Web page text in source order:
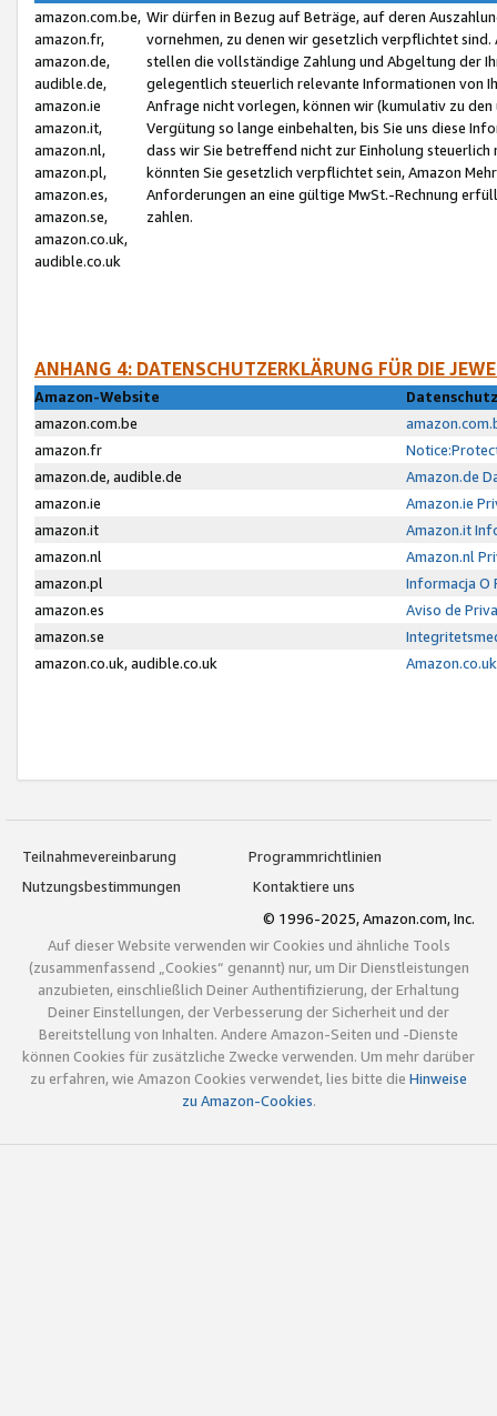
amazon.com.be,
amazon.fr,
amazon.de,
audible.de,
amazon.ie
amazon.it,
amazon.nl,
amazon.pl,
amazon.es,
amazon.se,
amazon.co.uk,
audible.co.uk
Wir dürfen in Bezug auf Beträge, auf deren
vornehmen, zu denen wir gesetzlich verpflichtet
stellen die vollständige Zahlung und Abgeltung der
gelegentlich steuerlich relevante Informationen von
Anfrage nicht vorlegen, können wir (kumulativ zu
Vergütung so lange einbehalten, bis Sie uns diese
dass wir Sie betreffend nicht zur Einholung
könnten Sie gesetzlich verpflichtet sein, Amazon
Anforderungen an eine gültige MwSt.-Rechnung
zahlen.
ANHANG 4: DATENSCHUTZERKLÄRUNG FÜR DIE
Amazon-Website
amazon.com.be
amazon.fr
amazon.de, audible.de
Amazon.de
amazon.ie
Amazon.ie
amazon.it
Amazon.it
amazon.nl
Amazon.nl
amazon.pl
Informacja O
amazon.es
Aviso de
amazon.se
amazon.co.uk, audible.co.uk
Teilnahmevereinbarung
Programmrichtlinien
Nutzungsbestimmungen
Kontaktiere uns
© 1996-2025, Amazon.com, Inc.
Auf dieser Website verwenden wir Cookies und ähnliche Tools
(zusammenfassend „Cookies“ genannt) nur, um Dir Dienstleistungen
anzubieten, einschließlich Deiner Authentifizierung, der Erhaltung
Deiner Einstellungen, der Verbesserung der Sicherheit und der
Bereitstellung von Inhalten. Andere Amazon-Seiten und -Dienste
können Cookies für zusätzliche Zwecke verwenden. Um mehr darüber
zu erfahren, wie Amazon Cookies verwendet, lies bitte die Hinweise
zu Amazon-Cookies.